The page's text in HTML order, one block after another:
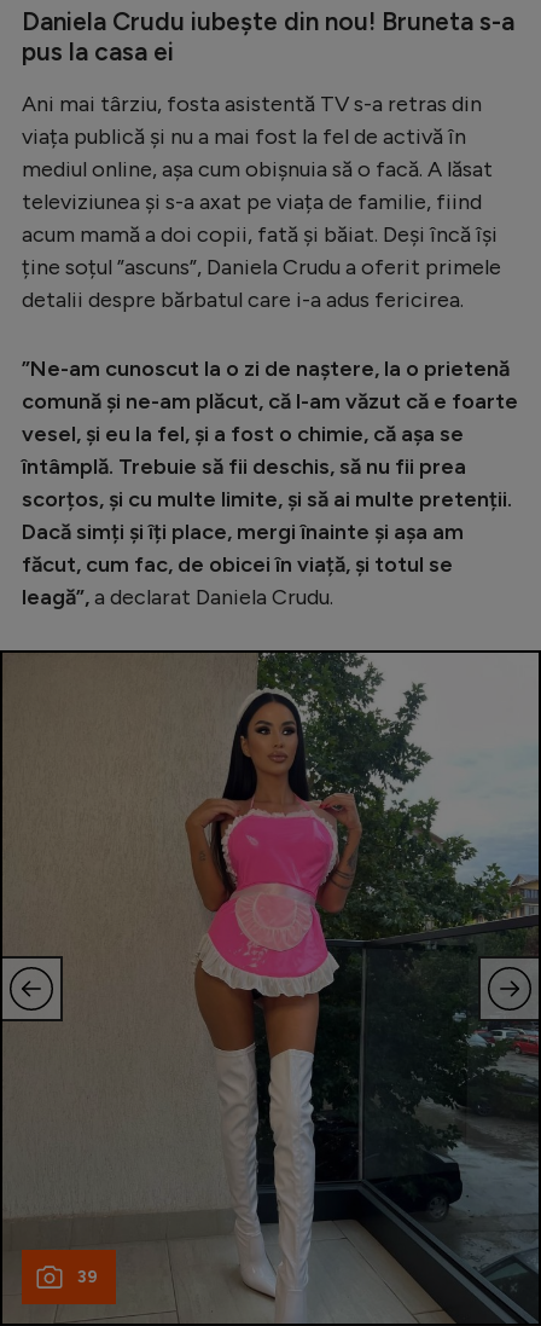
Daniela Crudu iubește din nou! Bruneta s-a
pus la casa ei
Ani mai târziu, fosta asistentă TV s-a retras din
viața publică și nu a mai fost la fel de activă în
mediul online, așa cum obișnuia să o facă. A lăsat
televiziunea și s-a axat pe viața de familie, fiind
acum mamă a doi copii, fată și băiat. Deși încă își
ține soțul ”ascuns”, Daniela Crudu a oferit primele
detalii despre bărbatul care i-a adus fericirea.
”Ne-am cunoscut la o zi de naștere, la o prietenă
comună și ne-am plăcut, că l-am văzut că e foarte
vesel, și eu la fel, și a fost o chimie, că așa se
întâmplă. Trebuie să fii deschis, să nu fii prea
scorțos, și cu multe limite, și să ai multe pretenții.
Dacă simți și îți place, mergi înainte și așa am
făcut, cum fac, de obicei în viață, și totul se
leagă”,a declarat Daniela Crudu.
39